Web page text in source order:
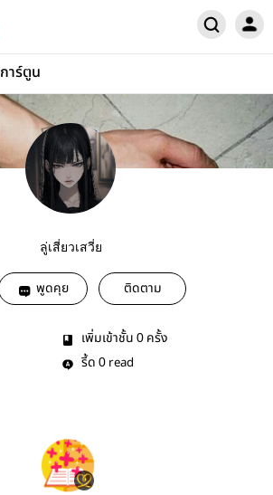
การ์ตูน
ลู่เสี่ยวเสวี่ย
พูดคุย ติดตาม
เพิ่มเข้าชั้น 0 ครั้ง
รี้ด 0 read